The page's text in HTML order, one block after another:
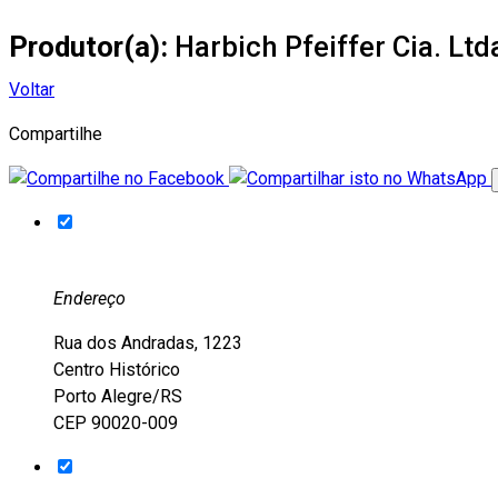
Produtor(a): Harbich Pfeiffer Cia.
Voltar
Compartilhe
Endereço
Rua dos Andradas, 1223
Centro Histórico
Porto Alegre/RS
CEP 90020-009